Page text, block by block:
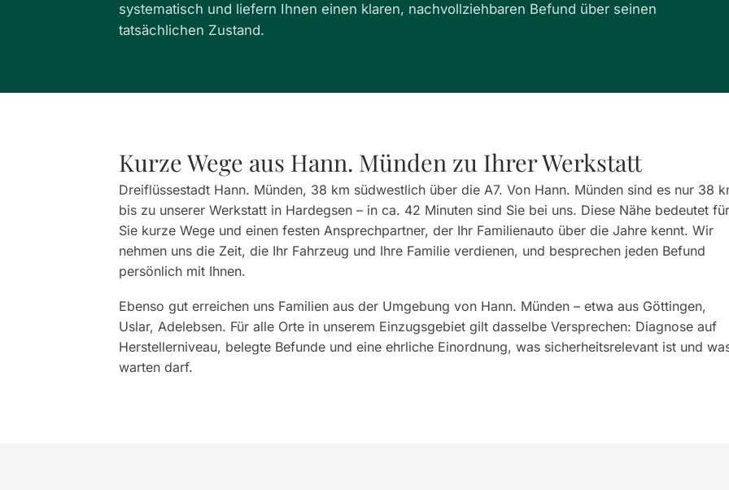
systematisch und liefern Ihnen einen klaren, nachvollziehbaren Befund über seinen
tatsächlichen Zustand.
Kurze Wege aus Hann. Münden zu Ihrer Werkstatt
Dreiflüssestadt Hann. Münden, 38 km südwestlich über die A7. Von Hann. Münden sind es nur 38
bis zu unserer Werkstatt in Hardegsen – in ca. 42 Minuten sind Sie bei uns. Diese Nähe bedeutet für
Sie kurze Wege und einen festen Ansprechpartner, der Ihr Familienauto über die Jahre kennt. Wir
nehmen uns die Zeit, die Ihr Fahrzeug und Ihre Familie verdienen, und besprechen jeden Befund
persönlich mit Ihnen.
Ebenso gut erreichen uns Familien aus der Umgebung von Hann. Münden – etwa aus Göttingen,
Uslar, Adelebsen. Für alle Orte in unserem Einzugsgebiet gilt dasselbe Versprechen: Diagnose auf
Herstellerniveau, belegte Befunde und eine ehrliche Einordnung, was sicherheitsrelevant ist und
warten darf.